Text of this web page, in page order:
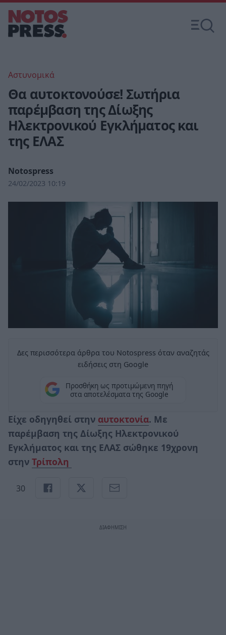
Αστυνομικά
Θα αυτοκτονούσε! Σωτήρια
παρέμβαση της Δίωξης
Ηλεκτρονικού Εγκλήματος και
της ΕΛΑΣ
Notospress
24/02/2023 10:19
Δες περισσότερα άρθρα του Notospress όταν αναζητάς
ειδήσεις στη Google
Προσθήκη ως προτιμώμενη πηγή
στα αποτελέσματα της Google
Είχε οδηγηθεί στην αυτοκτονία. Με
παρέμβαση της Δίωξης Ηλεκτρονικού
Εγκλήματος και της ΕΛΑΣ σώθηκε 19χρονη
στην Τρίπολη
30